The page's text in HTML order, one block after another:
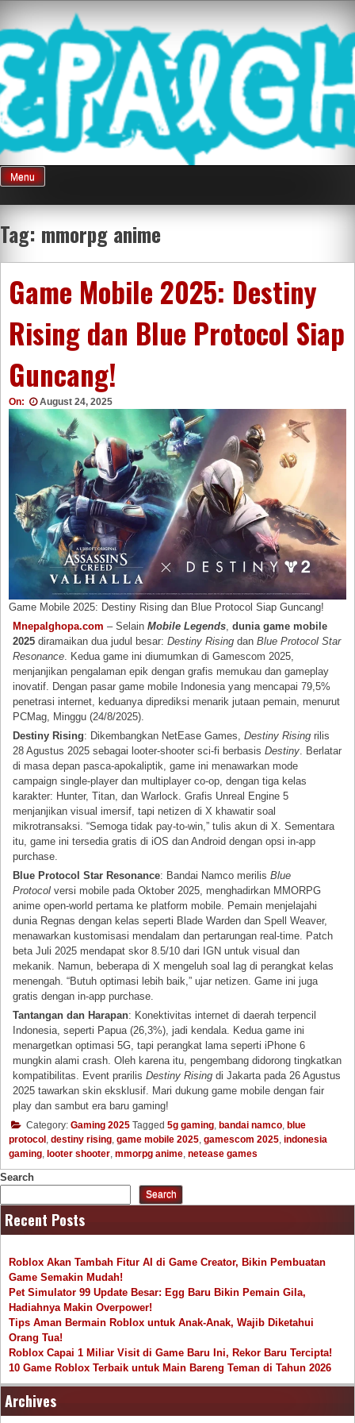
content
Mnepalghopa
Review Game
Terkini Paling
Seluruh Di
Indonesia
Menu
Tag: mmorpg anime
Game Mobile 2025: Destiny
Rising dan Blue Protocol Siap
Guncang!
On: August 24, 2025
Game Mobile 2025: Destiny Rising dan Blue Protocol Siap Guncang!
Mnepalghopa.com – SelainMobile Legends,dunia game mobile
2025 diramaikan dua judul besar:Destiny Rising danBlue Protocol Star
Resonance. Kedua game ini diumumkan di Gamescom 2025,
menjanjikan pengalaman epik dengan grafis memukau dan gameplay
inovatif. Dengan pasar game mobile Indonesia yang mencapai 79,5%
penetrasi internet, keduanya diprediksi menarik jutaan pemain, menurut
PCMag, Minggu (24/8/2025).
Destiny Rising: Dikembangkan NetEase Games,Destiny Rising rilis
28 Agustus 2025 sebagai looter-shooter sci-fi berbasisDestiny. Berlatar
di masa depan pasca-apokaliptik, game ini menawarkan mode
campaign single-player dan multiplayer co-op, dengan tiga kelas
karakter: Hunter, Titan, dan Warlock. Grafis Unreal Engine 5
menjanjikan visual imersif, tapi netizen di X khawatir soal
mikrotransaksi. “Semoga tidak pay-to-win,” tulis akun di X. Sementara
itu, game ini tersedia gratis di iOS dan Android dengan opsi in-app
purchase.
Blue Protocol Star Resonance: Bandai Namco merilisBlue
Protocol versi mobile pada Oktober 2025, menghadirkan MMORPG
anime open-world pertama ke platform mobile. Pemain menjelajahi
dunia Regnas dengan kelas seperti Blade Warden dan Spell Weaver,
menawarkan kustomisasi mendalam dan pertarungan real-time. Patch
beta Juli 2025 mendapat skor 8.5/10 dari IGN untuk visual dan
mekanik. Namun, beberapa di X mengeluh soal lag di perangkat kelas
menengah. “Butuh optimasi lebih baik,” ujar netizen. Game ini juga
gratis dengan in-app purchase.
Tantangan dan Harapan: Konektivitas internet di daerah terpencil
Indonesia, seperti Papua (26,3%), jadi kendala. Kedua game ini
menargetkan optimasi 5G, tapi perangkat lama seperti iPhone 6
mungkin alami crash. Oleh karena itu, pengembang didorong tingkatkan
kompatibilitas. Event prarilisDestiny Rising di Jakarta pada 26 Agustus
2025 tawarkan skin eksklusif. Mari dukung game mobile dengan fair
play dan sambut era baru gaming!
Category: Gaming 2025 Tagged 5g gaming bandai namco blue
protocol destiny rising game mobile 2025 gamescom 2025 indonesia
gaming looter shooter mmorpg anime netease games
Search
Search
Recent Posts
Roblox Akan Tambah Fitur AI di Game Creator, Bikin Pembuatan
Game Semakin Mudah!
Pet Simulator 99 Update Besar: Egg Baru Bikin Pemain Gila,
Hadiahnya Makin Overpower!
Tips Aman Bermain Roblox untuk Anak-Anak, Wajib Diketahui
Orang Tua!
Roblox Capai 1 Miliar Visit di Game Baru Ini, Rekor Baru Tercipta!
10 Game Roblox Terbaik untuk Main Bareng Teman di Tahun 2026
Archives